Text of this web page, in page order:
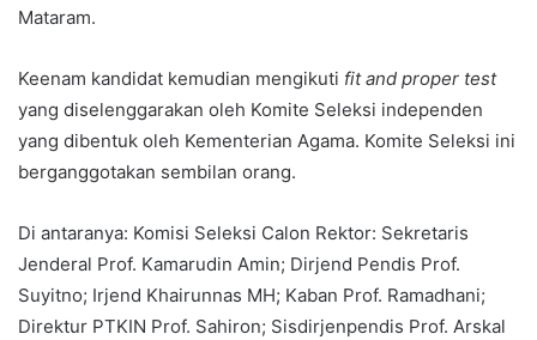
Mataram.
Keenam kandidat kemudian mengikuti fit and proper test
yang diselenggarakan oleh Komite Seleksi independen
yang dibentuk oleh Kementerian Agama. Komite Seleksi ini
berganggotakan sembilan orang.
Di antaranya: Komisi Seleksi Calon Rektor: Sekretaris
Jenderal Prof. Kamarudin Amin; Dirjend Pendis Prof.
Suyitno; Irjend Khairunnas MH; Kaban Prof. Ramadhani;
Direktur PTKIN Prof. Sahiron; Sisdirjenpendis Prof. Arskal